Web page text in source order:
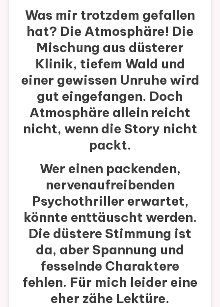
Was mir trotzdem gefallen
hat? Die Atmosphäre! Die
Mischung aus düsterer
Klinik, tiefem Wald und
einer gewissen Unruhe wird
gut eingefangen. Doch
Atmosphäre allein reicht
nicht, wenn die Story nicht
packt.
Wer einen packenden,
nervenaufreibenden
Psychothriller erwartet,
könnte enttäuscht werden.
Die düstere Stimmung ist
da, aber Spannung und
fesselnde Charaktere
fehlen. Für mich leider eine
eher zähe Lektüre.